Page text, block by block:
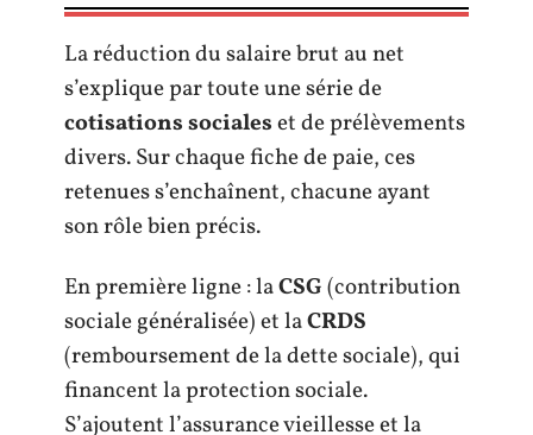
La réduction du salaire brut au net
s’explique par toute une série de
cotisations socialeset de prélèvements
divers. Sur chaque fiche de paie, ces
retenues s’enchaînent, chacune ayant
son rôle bien précis.
En première ligne : laCSG(contribution
sociale généralisée) et laCRDS
(remboursement de la dette sociale), qui
financent la protection sociale.
S’ajoutent l’assurance vieillesse et la